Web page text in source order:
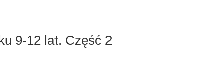
9-12 lat. Część 2